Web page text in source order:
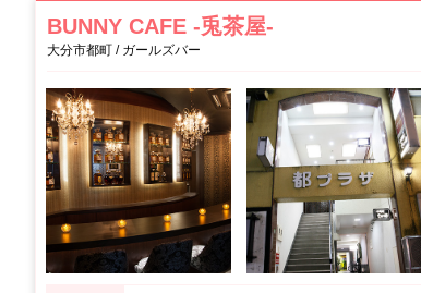
BUNNY CAFE -兎茶屋-
大分市都町 / ガールズバー